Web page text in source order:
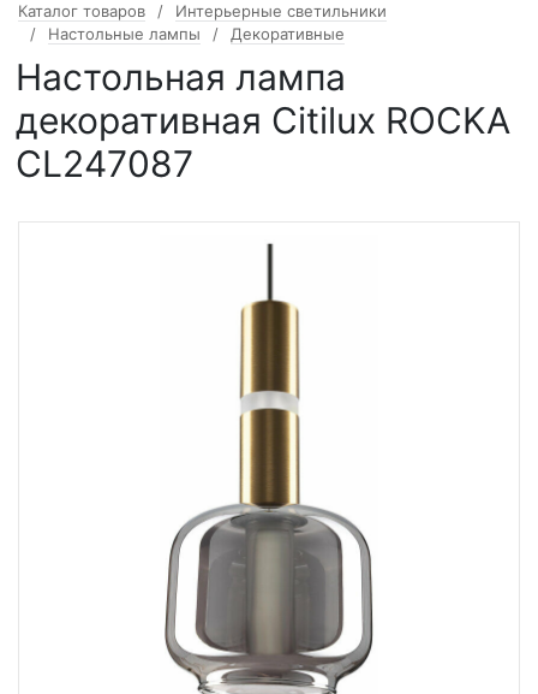
Каталог товаров
Интерьерные светильники
Настольные лампы
Декоративные
Настольная лампа
декоративная Citilux ROCKA
CL247087